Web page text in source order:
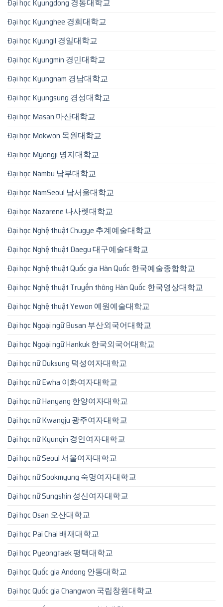
Đại học Kyungdong 경동대학교
Đại học Kyunghee 경희대학교
Đại học Kyungil 경일대학교
Đại học Kyungmin 경민대학교
Đại học Kyungnam 경남대학교
Đại học Kyungsung 경성대학교
Đại học Masan 마산대학교
Đại học Mokwon 목원대학교
Đại học Myongji 명지대학교
Đại học Nambu 남부대학교
Đại học NamSeoul 남서울대학교
Đại học Nazarene 나사렛대학교
Đại học Nghệ thuật Chugye 추계예술대학교
Đại học Nghệ thuật Daegu 대구예술대학교
Đại học Nghệ thuật Quốc gia Hàn Quốc 한국예술종합학교
Đại học Nghệ thuật Truyền thông Hàn Quốc 한국영상대학교
Đại học Nghệ thuật Yewon 예원예술대학교
Đại học Ngoại ngữ Busan 부산외국어대학교
Đại học Ngoại ngữ Hankuk 한국외국어대학교
Đại học nữ Duksung 덕성여자대학교
Đại học nữ Ewha 이화여자대학교
Đại học nữ Hanyang 한양여자대학교
Đại học nữ Kwangju 광주여자대학교
Đại học nữ Kyungin 경인여자대학교
Đại học nữ Seoul 서울여자대학교
Đại học nữ Sookmyung 숙명여자대학교
Đại học nữ Sungshin 성신여자대학교
Đại học Osan 오산대학교
Đại học Pai Chai 배재대학교
Đại học Pyeongtaek 평택대학교
Đại học Quốc gia Andong 안동대학교
Đại học Quốc gia Changwon 국립창원대학교